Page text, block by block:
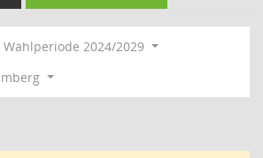
Wahlperiode 2024/2029